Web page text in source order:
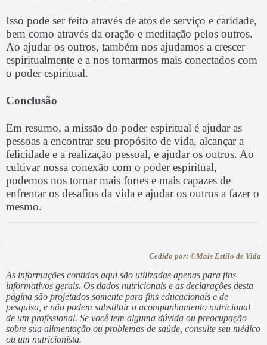
Isso pode ser feito através de atos de serviço e caridade,
bem como através da oração e meditação pelos outros.
Ao ajudar os outros, também nos ajudamos a crescer
espiritualmente e a nos tornarmos mais conectados com
o poder espiritual.
Conclusão
Em resumo, a missão do poder espiritual é ajudar as
pessoas a encontrar seu propósito de vida, alcançar a
felicidade e a realização pessoal, e ajudar os outros. Ao
cultivar nossa conexão com o poder espiritual,
podemos nos tornar mais fortes e mais capazes de
enfrentar os desafios da vida e ajudar os outros a fazer o
mesmo.
Cedido por: ©Mais Estilo de Vida
As informações contidas aqui são utilizadas apenas para fins
informativos gerais. Os dados nutricionais e as declarações desta
página são projetados somente para fins educacionais e de
pesquisa, e não podem substituir o acompanhamento nutricional
de um profissional. Se você tem alguma dúvida ou preocupação
sobre sua alimentação ou problemas de saúde, consulte seu médico
ou um nutricionista.